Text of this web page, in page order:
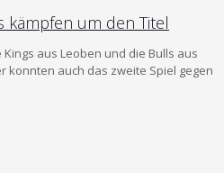
kämpfen um den Titel
aus Leoben und die Bulls aus
konnten auch das zweite Spiel gegen